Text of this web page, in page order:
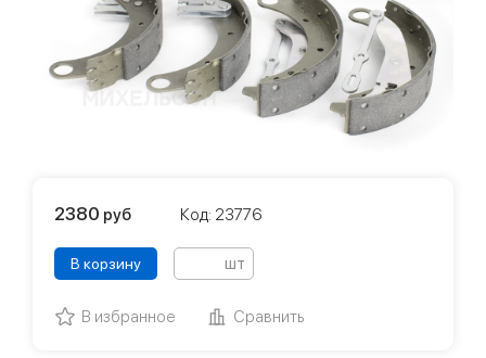
2380 руб Код: 23776
В корзину шт
В избранное Сравнить